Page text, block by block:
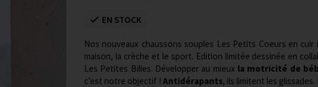
EN STOCK
Nos nouveaux chaussons souples Les Petits Coeurs en
maison, la crèche et le sport. Edition limitée dessinée en
Les Petites Billes. Développer au mieux la motricité de
c’est notre objectif ! Antidérapants, ils limitent les